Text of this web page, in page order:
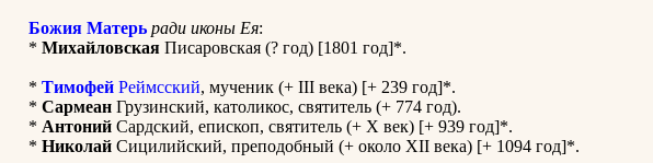
Божия Матерь ради иконы Ея:
* Михайловская Писаровская (? год) [1801 год]*.
* Тимофей Реймсский, мученик (+ III века) [+ 239 год]*.
* Сармеан Грузинский, католикос, святитель (+ 774 год).
* Антоний Сардский, епископ, святитель (+ Х век) [+ 939 год]*.
* Николай Сицилийский, преподобный (+ около XII века) [+ 1094 год]*.